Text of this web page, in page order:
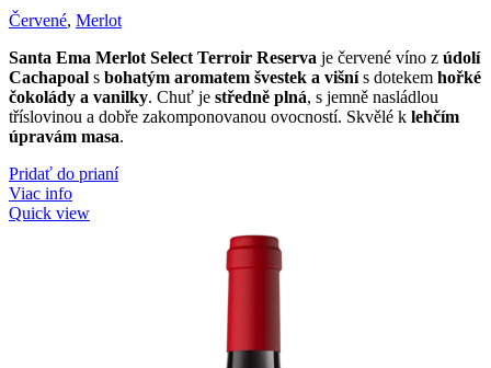
Červené, Merlot
Santa Ema Merlot Select Terroir Reserva je červené víno z údolí
Cachapoal s bohatým aromatem švestek a višnís dotekem hořké
čokolády a vanilky. Chuť je středně plná, s jemně nasládlou
tříslovinou a dobře zakomponovanou ovocností. Skvělé k lehčím
úpravám masa.
Pridať do prianí
Viac info
Quick view